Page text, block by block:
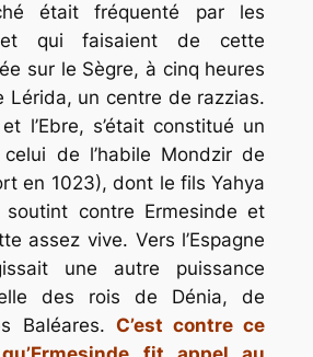
était fréquenté par les
qui faisaient de cette
sur le Sègre, à cinq heures
Lérida, un centre de razzias.
l’Ebre, s’était constitué un
de l’habile Mondzir de
en 1023), dont le fils Yahya
soutint contre Ermesinde et
assez vive. Vers l’Espagne
une autre puissance
des rois de Dénia, de
Baléares. C’est contre ce